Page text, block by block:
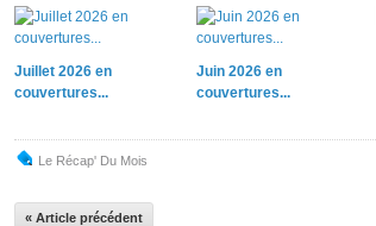
Juillet 2026 en
couvertures...
Juin 2026 en
couvertures...
Le Récap' Du Mois
« Article précédent